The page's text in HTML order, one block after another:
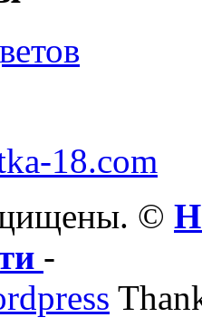
18.com
©
-